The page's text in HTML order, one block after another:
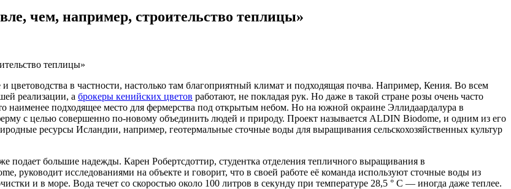
чем, например, строительство теплицы»
цветоводства в частности, настолько там благоприятный климат и подходящая почва. Например, Кения. Во всем
реализации, а брокеры кенийских цветов работают, не покладая рук. Но даже в такой стране розы очень часто
подходящее место для фермерства под открытым небом. Но на южной окраине Эллидаардалура в
с целью совершенно по-новому объединить людей и природу. Проект называется ALDIN Biodome, и одним из его
ресурсы Исландии, например, геотермальные сточные воды для выращивания сельскохозяйственных культур
подает большие надежды. Карен Робертсдоттир, студентка отделения тепличного выращивания в
руководит исследованиями на объекте и говорит, что в своей работе её команда используют сточные воды из
и в море. Вода течет со скоростью около 100 литров в секунду при температуре 28,5 ° C — иногда даже теплее.